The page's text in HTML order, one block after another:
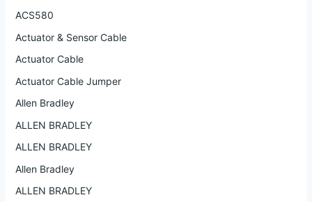
ACS580
Actuator & Sensor Cable
Actuator Cable
Actuator Cable Jumper
Allen Bradley
ALLEN BRADLEY
ALLEN BRADLEY
Allen Bradley
ALLEN BRADLEY